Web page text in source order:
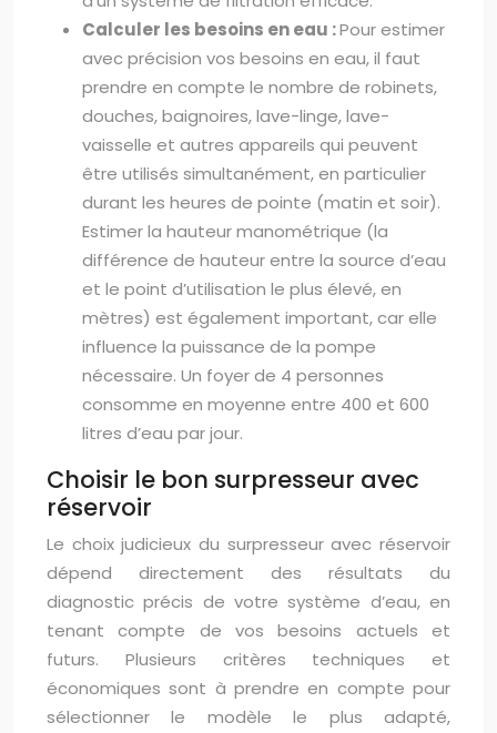
Calculer les besoins en eau :Pour estimer
avec précision vos besoins en eau, il faut
prendre en compte le nombre de robinets,
douches, baignoires, lave-linge, lave-
vaisselle et autres appareils qui peuvent
être utilisés simultanément, en particulier
durant les heures de pointe (matin et soir).
Estimer la hauteur manométrique (la
différence de hauteur entre la source d’eau
et le point d’utilisation le plus élevé, en
mètres) est également important, car elle
influence la puissance de la pompe
nécessaire. Un foyer de 4 personnes
consomme en moyenne entre 400 et 600
litres d’eau par jour.
Choisir le bon surpresseur avec
réservoir
Le choix judicieux du surpresseur avec réservoir
dépend directement des résultats du
diagnostic précis de votre système d’eau, en
tenant compte de vos besoins actuels et
futurs. Plusieurs critères techniques et
économiques sont à prendre en compte pour
sélectionner le modèle le plus adapté,